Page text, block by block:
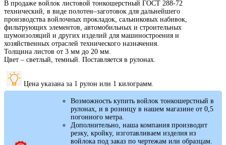
В продаже войлок листовой тонкошерстный ГОСТ 288-72
технический, в виде полотен–заготовок для дальнейшего
производства войлочных прокладок, сальниковых набивок,
фильтрующих элементов, автомобильных и строительных
шумоизоляций и других изделий для машиностроения и
хозяйственных отраслей технического назначения.
Толщина листов от 3 мм до 20 мм.
Цвет – светлый, темный. Поставляется в рулонах.
Цена указана за 1 рулон или 1 килограмм.
Возможность купить войлок тонкошерстный в
рулонах, и в розницу в нашем магазине от 0,5
погонного метра.
Дополнительно, наша компания производит
резку, кройку, изготавливаем изделия из
войлока под заказ по чертежам или образцам.